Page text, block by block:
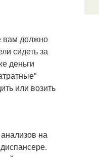
вам должно
сидеть за
деньги
или возить
на